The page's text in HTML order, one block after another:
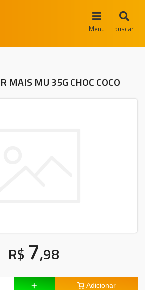
Menu buscar
MAIS MU 35G CHOC COCO
R$ 7,98
Adicionar